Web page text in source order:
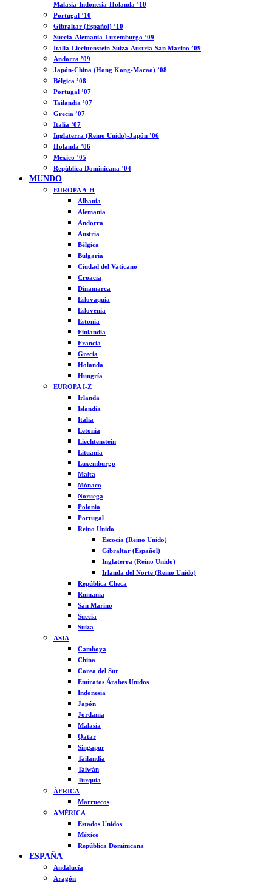
Malasia-Indonesia-Holanda ’10
Portugal ’10
Gibraltar (Español) ’10
Suecia-Alemania-Luxemburgo ’09
Italia-Liechtenstein-Suiza-Austria-San Marino ’09
Andorra ’09
Japón-China (Hong Kong-Macao) ’08
Bélgica ’08
Portugal ’07
Tailandia ’07
Grecia ’07
Italia ’07
Inglaterra (Reino Unido)-Japón ’06
Holanda ’06
México ’05
República Dominicana ’04
MUNDO
EUROPA A-H
Albania
Alemania
Andorra
Austria
Bélgica
Bulgaria
Ciudad del Vaticano
Croacia
Dinamarca
Eslovaquia
Eslovenia
Estonia
Finlandia
Francia
Grecia
Holanda
Hungría
EUROPA I-Z
Irlanda
Islandia
Italia
Letonia
Liechtenstein
Lituania
Luxemburgo
Malta
Mónaco
Noruega
Polonia
Portugal
Reino Unido
Escocia (Reino Unido)
Gibraltar (Español)
Inglaterra (Reino Unido)
Irlanda del Norte (Reino Unido)
República Checa
Rumanía
San Marino
Suecia
Suiza
ASIA
Camboya
China
Corea del Sur
Emiratos Árabes Unidos
Indonesia
Japón
Jordania
Malasia
Qatar
Singapur
Tailandia
Taiwán
Turquía
ÁFRICA
Marruecos
AMÉRICA
Estados Unidos
México
República Dominicana
ESPAÑA
Andalucía
Aragón